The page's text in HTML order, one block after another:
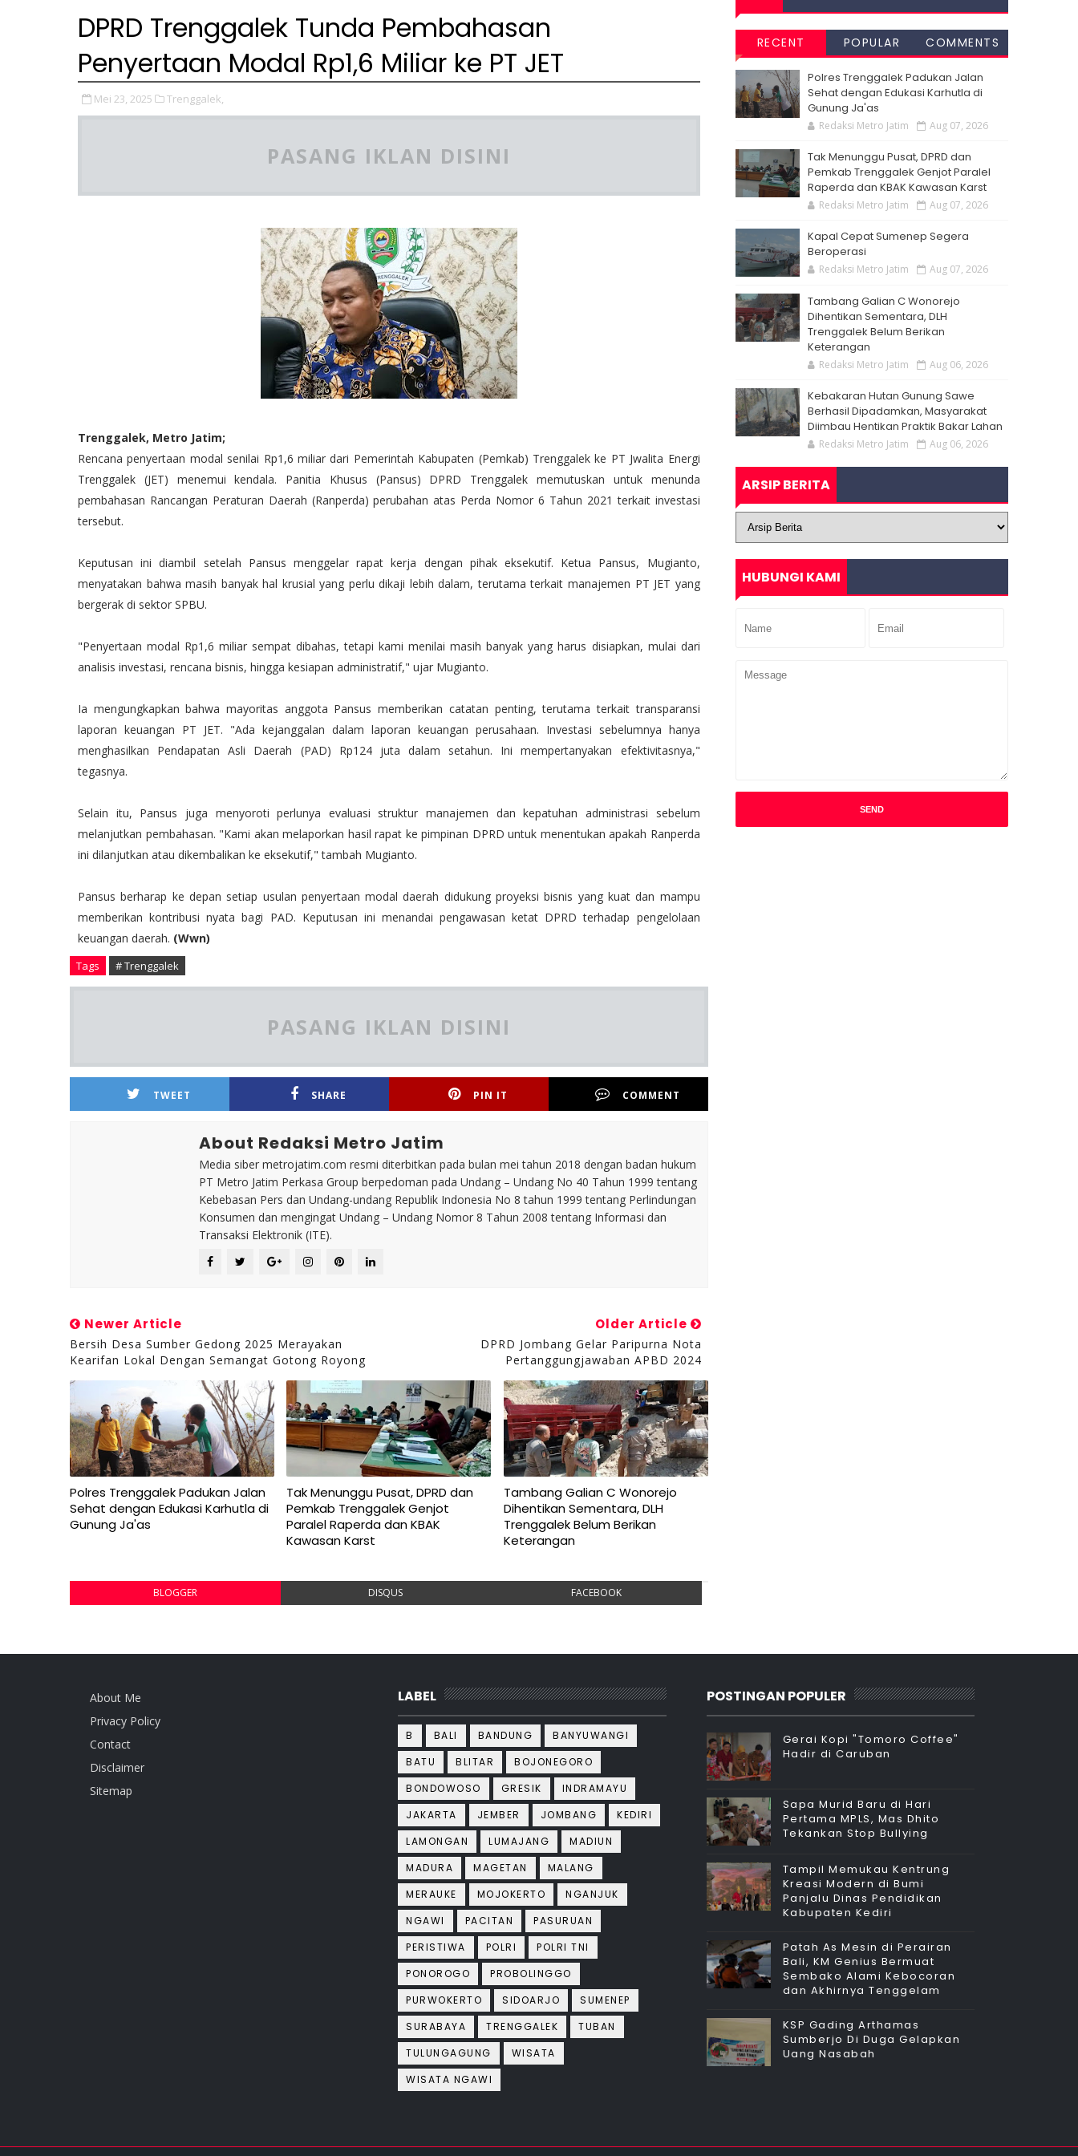
DPRD Trenggalek Tunda Pembahasan
Penyertaan Modal Rp1,6 Miliar ke PT JET
Mei 23, 2025 Trenggalek,
PASANG IKLAN DISINI
Trenggalek, Metro Jatim;
Rencana penyertaan modal senilai Rp1,6 miliar dari Pemerintah Kabupaten (Pemkab) Trenggalek ke PT Jwalita Energi
Trenggalek (JET) menemui kendala. Panitia Khusus (Pansus) DPRD Trenggalek memutuskan untuk menunda
pembahasan Rancangan Peraturan Daerah (Ranperda) perubahan atas Perda Nomor 6 Tahun 2021 terkait investasi
tersebut.
Keputusan ini diambil setelah Pansus menggelar rapat kerja dengan pihak eksekutif. Ketua Pansus, Mugianto,
menyatakan bahwa masih banyak hal krusial yang perlu dikaji lebih dalam, terutama terkait manajemen PT JET yang
bergerak di sektor SPBU.
"Penyertaan modal Rp1,6 miliar sempat dibahas, tetapi kami menilai masih banyak yang harus disiapkan, mulai dari
analisis investasi, rencana bisnis, hingga kesiapan administratif," ujar Mugianto.
Ia mengungkapkan bahwa mayoritas anggota Pansus memberikan catatan penting, terutama terkait transparansi
laporan keuangan PT JET. "Ada kejanggalan dalam laporan keuangan perusahaan. Investasi sebelumnya hanya
menghasilkan Pendapatan Asli Daerah (PAD) Rp124 juta dalam setahun. Ini mempertanyakan efektivitasnya,"
tegasnya.
Selain itu, Pansus juga menyoroti perlunya evaluasi struktur manajemen dan kepatuhan administrasi sebelum
melanjutkan pembahasan. "Kami akan melaporkan hasil rapat ke pimpinan DPRD untuk menentukan apakah Ranperda
ini dilanjutkan atau dikembalikan ke eksekutif," tambah Mugianto.
Pansus berharap ke depan setiap usulan penyertaan modal daerah didukung proyeksi bisnis yang kuat dan mampu
memberikan kontribusi nyata bagi PAD. Keputusan ini menandai pengawasan ketat DPRD terhadap pengelolaan
keuangan daerah. (Wwn)
Tags # Trenggalek
PASANG IKLAN DISINI
TWEET SHARE PIN IT COMMENT
About Redaksi Metro Jatim
Media siber metrojatim.com resmi diterbitkan pada bulan mei tahun 2018 dengan badan hukum
PT Metro Jatim Perkasa Group berpedoman pada Undang – Undang No 40 Tahun 1999 tentang
Kebebasan Pers dan Undang-undang Republik Indonesia No 8 tahun 1999 tentang Perlindungan
Konsumen dan mengingat Undang – Undang Nomor 8 Tahun 2008 tentang Informasi dan
Transaksi Elektronik (ITE).
Newer Article
Bersih Desa Sumber Gedong 2025 Merayakan
Kearifan Lokal Dengan Semangat Gotong Royong
Older Article
DPRD Jombang Gelar Paripurna Nota
Pertanggungjawaban APBD 2024
Polres Trenggalek Padukan Jalan
Sehat dengan Edukasi Karhutla di
Gunung Ja'as
Tak Menunggu Pusat, DPRD dan
Pemkab Trenggalek Genjot
Paralel Raperda dan KBAK
Kawasan Karst
Tambang Galian C Wonorejo
Dihentikan Sementara, DLH
Trenggalek Belum Berikan
Keterangan
BLOGGER DISQUS FACEBOOK
RECENT POPULAR COMMENTS
Polres Trenggalek Padukan Jalan
Sehat dengan Edukasi Karhutla di
Gunung Ja'as
Redaksi Metro Jatim Aug 07, 2026
Tak Menunggu Pusat, DPRD dan
Pemkab Trenggalek Genjot Paralel
Raperda dan KBAK Kawasan Karst
Redaksi Metro Jatim Aug 07, 2026
Kapal Cepat Sumenep Segera
Beroperasi
Redaksi Metro Jatim Aug 07, 2026
Tambang Galian C Wonorejo
Dihentikan Sementara, DLH
Trenggalek Belum Berikan
Keterangan
Redaksi Metro Jatim Aug 06, 2026
Kebakaran Hutan Gunung Sawe
Berhasil Dipadamkan, Masyarakat
Diimbau Hentikan Praktik Bakar Lahan
Redaksi Metro Jatim Aug 06, 2026
ARSIP BERITA
HUBUNGI KAMI
About Me
Privacy Policy
Contact
Disclaimer
Sitemap
LABEL
B BALI BANDUNG
BANYUWANGI
BATU
BLITAR
BOJONEGORO
BONDOWOSO
GRESIK
INDRAMAYU
JAKARTA
JEMBER JOMBANG
KEDIRI
LAMONGAN
LUMAJANG
MADIUN
MADURA
MAGETAN
MALANG
MERAUKE
MOJOKERTO
NGANJUK
NGAWI
PACITAN
PASURUAN
PERISTIWA
POLRI
POLRI TNI
PONOROGO
PROBOLINGGO
PURWOKERTO
SIDOARJO
SUMENEP
SURABAYA
TRENGGALEK
TUBAN
TULUNGAGUNG
WISATA
WISATA NGAWI
POSTINGAN POPULER
Gerai Kopi "Tomoro Coffee"
Hadir di Caruban
Sapa Murid Baru di Hari
Pertama MPLS, Mas Dhito
Tekankan Stop Bullying
Tampil Memukau Kentrung
Kreasi Modern di Bumi
Panjalu Dinas Pendidikan
Kabupaten Kediri
Patah As Mesin di Perairan
Bali, KM Genius Bermuat
Sembako Alami Kebocoran
dan Akhirnya Tenggelam
KSP Gading Arthamas
Sumberjo Di Duga Gelapkan
Uang Nasabah